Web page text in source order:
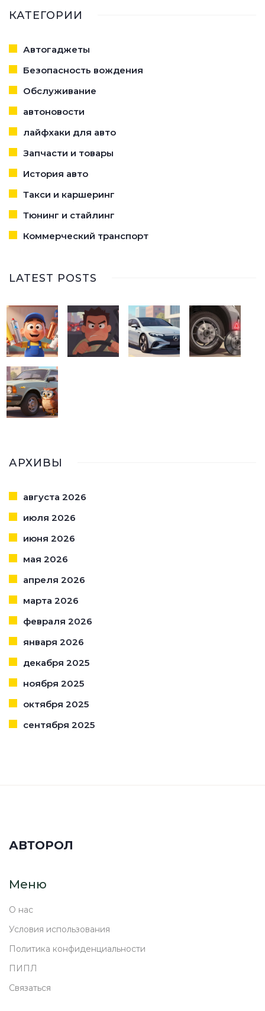
КАТЕГОРИИ
Автогаджеты
Безопасность вождения
Обслуживание
автоновости
лайфхаки для авто
Запчасти и товары
История авто
Такси и каршеринг
Тюнинг и стайлинг
Коммерческий транспорт
LATEST POSTS
АРХИВЫ
августа 2026
июля 2026
июня 2026
мая 2026
апреля 2026
марта 2026
февраля 2026
января 2026
декабря 2025
ноября 2025
октября 2025
сентября 2025
АВТОРОЛ
Меню
О нас
Условия использования
Политика конфиденциальности
ПИПЛ
Связаться